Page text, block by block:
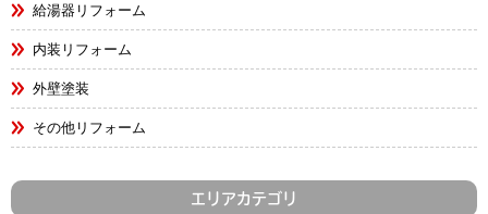
給湯器リフォーム
内装リフォーム
外壁塗装
その他リフォーム
エリアカテゴリ